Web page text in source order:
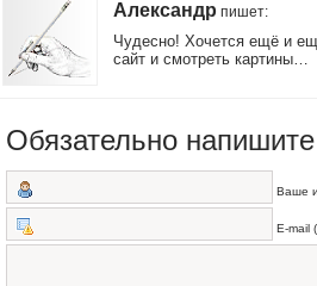
Александр пишет:
Чудесно! Хочется ещё и
сайт и смотреть картины…
Обязательно
Ваше
E-mail